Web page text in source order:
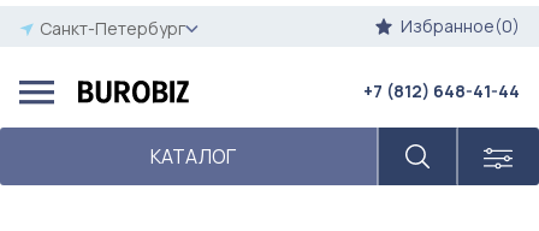
Санкт-Петербург Избранное(0)
КАТАЛОГ
+7 (812) 648-41-44